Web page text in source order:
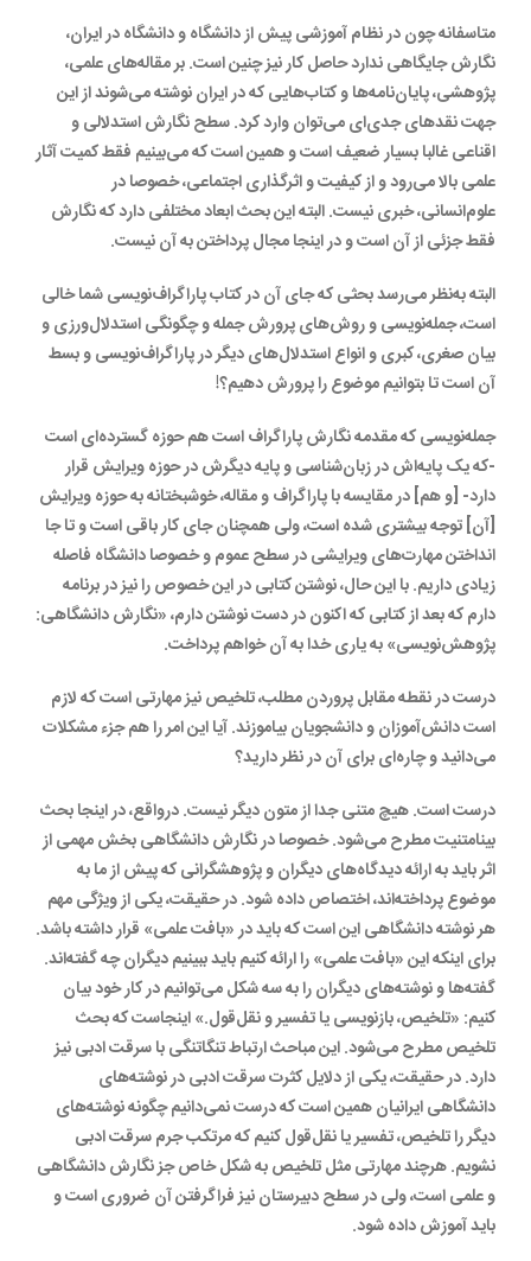
متاسفانه چون در نظام آموزشی پیش از دانشگاه و دانشگاه در ایران،
نگارش جایگاهی ندارد حاصل کار نیز چنین است. بر مقاله‌های علمی،
پژوهشی، پایان‌نامه‌ها و کتاب‌هایی که در ایران نوشته می‌شوند از این
جهت نقدهای جدی‌ای می‌توان وارد کرد. سطح نگارش استدلالی و
اقناعی غالبا بسیار ضعیف است و همین است که می‌بینیم فقط کمیت آثار
علمی بالا می‌رود و از کیفیت و اثرگذاری اجتماعی، خصوصا در
علوم‌انسانی، خبری نیست. البته این بحث ابعاد مختلفی دارد که نگارش
فقط جزئی از آن است و در اینجا مجال پرداختن به آن نیست.
البته به‌نظر می‌رسد بحثی که جای آن در کتاب پاراگراف‌نویسی شما خالی
است، جمله‌نویسی و روش‌های پرورش جمله و چگونگی استدلال‌ورزی و
بیان صغری، کبری و انواع استدلال‌های دیگر در پاراگراف‌نویسی و بسط
آن است تا بتوانیم موضوع را پرورش دهیم؟!
جمله‌نویسی که مقدمه نگارش پاراگراف است هم حوزه گسترده‌ای است
-که یک پایه‌اش در زبان‌شناسی و پایه دیگرش در حوزه ویرایش قرار
دارد- [و هم] در مقایسه با پاراگراف و مقاله، خوشبختانه به حوزه ویرایش
[آن] توجه بیشتری شده است، ولی همچنان جای کار باقی است و تا جا
انداختن مهارت‌های ویرایشی در سطح عموم و خصوصا دانشگاه فاصله
زیادی داریم. با این حال، نوشتن کتابی در این خصوص را نیز در برنامه
دارم که بعد از کتابی که اکنون در دست نوشتن دارم، «نگارش دانشگاهی:
پژوهش‌نویسی» به یاری خدا به آن خواهم پرداخت.
درست در نقطه مقابل پروردن مطلب، تلخیص نیز مهارتی است که لازم
است دانش‌آموزان و دانشجویان بیاموزند. آیا این امر را هم جزء مشکلات
می‌دانید و چاره‌ای برای آن در نظر دارید؟
درست است. هیچ متنی جدا از متون دیگر نیست. درواقع، در اینجا بحث
بینامتنیت مطرح می‌شود. خصوصا در نگارش دانشگاهی بخش مهمی از
اثر باید به ارائه دیدگاه‌های دیگران و پژوهشگرانی که پیش از ما به
موضوع پرداخته‌اند، اختصاص داده شود. در حقیقت، یکی از ویژگی مهم
هر نوشته دانشگاهی این است که باید در «بافت علمی» قرار داشته باشد.
برای اینکه این «بافت علمی» را ارائه کنیم باید ببینیم دیگران چه گفته‌اند.
گفته‌ها و نوشته‌های دیگران را به سه شکل می‌توانیم در کار خود بیان
کنیم: «تلخیص، بازنویسی یا تفسیر و نقل‌قول.» اینجاست که بحث
تلخیص مطرح می‌شود. این مباحث ارتباط تنگاتنگی با سرقت ادبی نیز
دارد. در حقیقت، یکی از دلایل کثرت سرقت ادبی در نوشته‌های
دانشگاهی ایرانیان همین است که درست نمی‌دانیم چگونه نوشته‌های
دیگر را تلخیص، تفسیر یا نقل‌قول کنیم که مرتکب جرم سرقت ادبی
نشویم. هرچند مهارتی مثل تلخیص به شکل خاص جز نگارش دانشگاهی
و علمی است، ولی در سطح دبیرستان نیز فراگرفتن آن ضروری است و
باید آموزش داده شود.